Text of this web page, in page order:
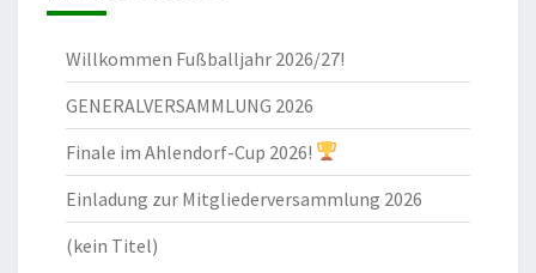
Willkommen Fußballjahr 2026/27!
GENERALVERSAMMLUNG 2026
Finale im Ahlendorf-Cup 2026!
Einladung zur Mitgliederversammlung 2026
(kein Titel)